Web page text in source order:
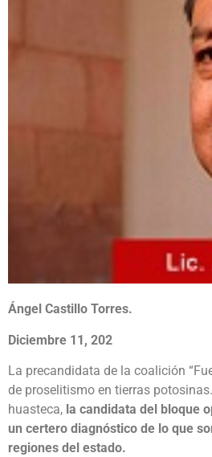
Ángel Castillo Torres.
Diciembre 11, 202
La precandidata de la coalición
de proselitismo en tierras
huasteca, la candidata del bloque
un certero diagnóstico de lo que
regiones del estado.